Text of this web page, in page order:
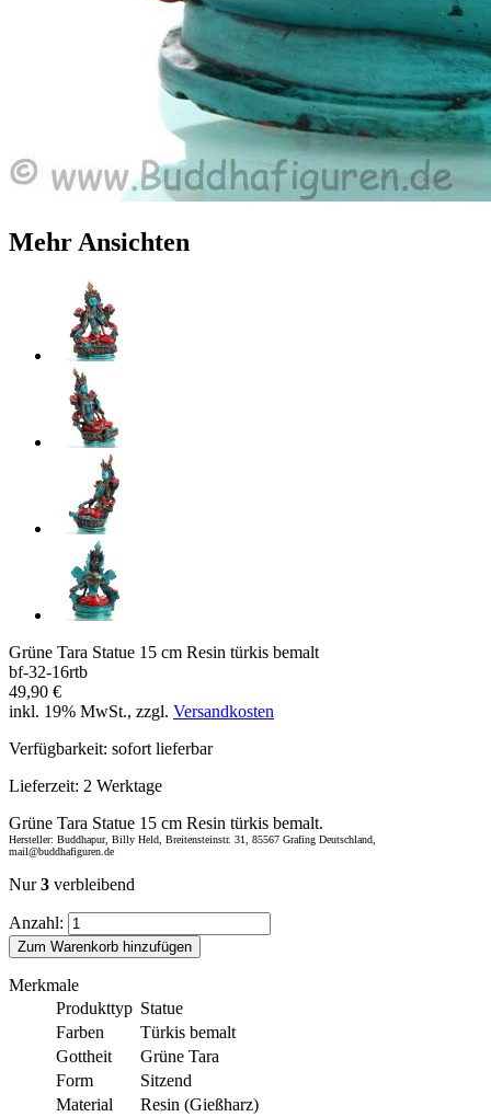
Mehr Ansichten
Grüne Tara Statue 15 cm Resin türkis bemalt
bf-32-16rtb
49,90 €
inkl. 19% MwSt., zzgl. Versandkosten
Verfügbarkeit: sofort lieferbar
Lieferzeit: 2 Werktage
Grüne Tara Statue 15 cm Resin türkis bemalt.
Hersteller: Buddhapur, Billy Held, Breitensteinstr. 31, 85567 Grafing Deutschland,
mail@buddhafiguren.de
Nur3 verbleibend
Anzahl:
Zum Warenkorb hinzufügen
Merkmale
Produkttyp Statue
Farben
Türkis bemalt
Gottheit
Grüne Tara
Form
Sitzend
Material
Resin (Gießharz)